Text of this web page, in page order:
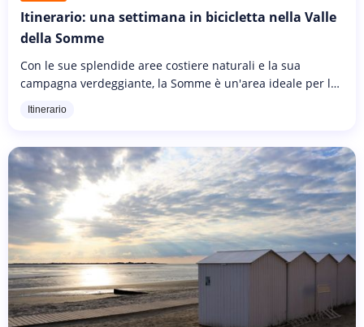
Itinerario: una settimana in bicicletta nella Valle
della Somme
Con le sue splendide aree costiere naturali e la sua
campagna verdeggiante, la Somme è un'area ideale per la
Itinerario